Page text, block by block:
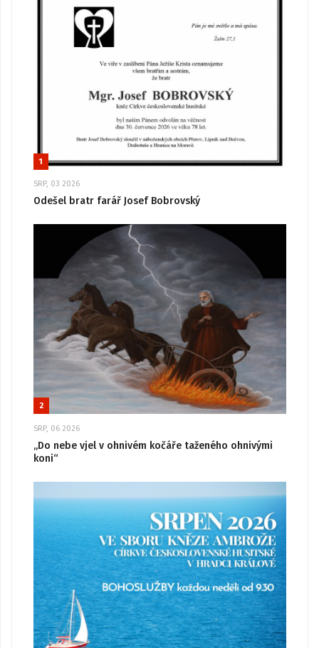
1
SRP, 03 2026
Odešel bratr farář Josef Bobrovský
2
SRP, 06 2026
„Do nebe vjel v ohnivém kočáře taženého ohnivými
koni“